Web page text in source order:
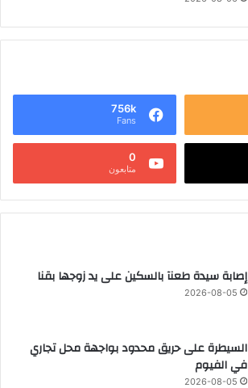
756k
Fans
0
متابعون
إصابة سيدة طعنآ بالسكين على يد زوجها بقنا
2026-08-05
السيطرة على حريق محدود بواجهة محل تجاري
في الفيوم
2026-08-05